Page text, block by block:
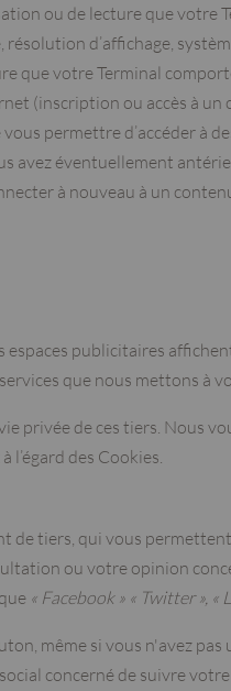
ou de lecture que votre
d’affichage,
que votre Terminal
(inscription ou accès à un
permettre d’accéder à
avez éventuellement
à nouveau à un
publicitaires
que nous mettons à
privée de ces tiers. Nous
des Cookies.
tiers, qui vous
ou votre opinion
« Facebook » « Twitter », «
même si vous n'avez
concerné de suivre